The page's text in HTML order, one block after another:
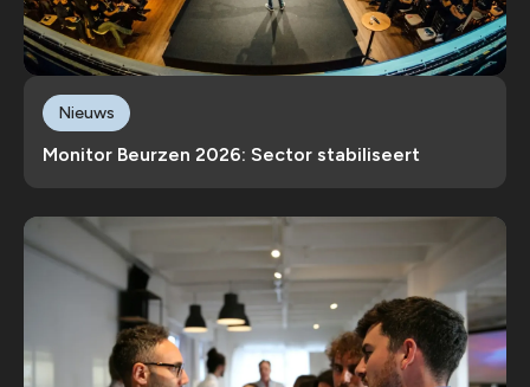
Monitor Beurzen 2026: Sector stabiliseert
Nieuws